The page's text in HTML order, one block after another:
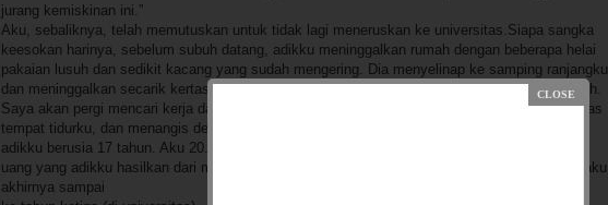
jurang kemiskinan ini.”
Aku, sebaliknya, telah memutuskan untuk tidak lagi meneruskan ke universitas.Siapa sangka
keesokan harinya, sebelum subuh datang, adikku meninggalkan rumah dengan beberapa helai
pakaian lusuh dan sedikit kacang yang sudah mengering. Dia menyelinap ke samping ranjangku
dan meninggalkan secarik kertas di atas bantalku: “Kak, masuk ke universitas tidaklah mudah.
Saya akan pergi mencari kerja dan mengirimi-mu uang.” Aku memegang kertas tersebut di atas
tempat tidurku, dan menangis dengan air mata bercucuran sampai suaraku hilang. Tahun itu,
adikku berusia 17 tahun. Aku 20. Dengan uang yang ayahku pinjam dari seluruh dusun, dan
uang yang adikku hasilkan dari mengangkut semen pada punggungnya di lokasi konstruksi, aku
akhirnya sampai